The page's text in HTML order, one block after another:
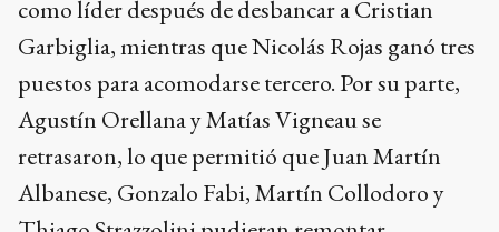
como líder después de desbancar a Cristian
Garbiglia, mientras que Nicolás Rojas ganó tres
puestos para acomodarse tercero. Por su parte,
Agustín Orellana y Matías Vigneau se
retrasaron, lo que permitió que Juan Martín
Albanese, Gonzalo Fabi, Martín Collodoro y